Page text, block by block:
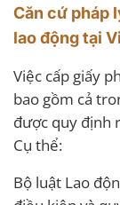
Căn cứ pháp
lao động tại
Việc cấp giấy
bao gồm cả
được quy định
Cụ thể:
Bộ luật Lao